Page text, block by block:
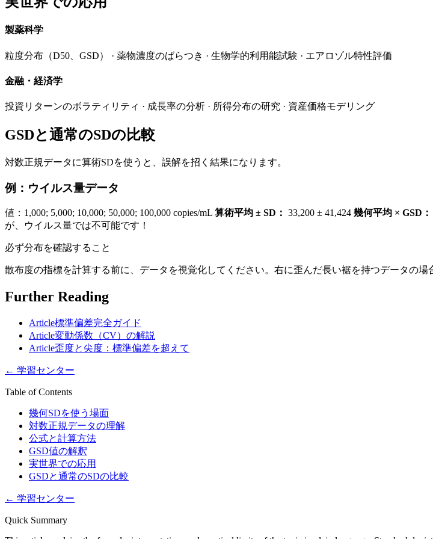
製薬科学
粒度分布（D50、GSD） · 薬物濃度のばらつき · 生物学的利用能試験 · エアロゾル特性評価
金融・経済学
投資リターンのボラティリティ · 成長率の分析 · 所得分布の研究 · 資産価格モデリング
GSDと通常のSDの比較
対数正規データに算術SDを使うと、誤解を招く結果になります。
例：ウイルス量データ
値：1,000; 5,000; 10,000; 50,000; 100,000 copies/mL 算術平均 ± SD： 33,200 ± 41,424 幾何平均 × GSD：
が、ウイルス量では不可能です！
必ず分布を確認すること
散布度の指標を計算する前に、データを視覚化してください。右に歪んだ長い裾を持つデータの
Further Reading
Article標準偏差完全ガイド
Article変動係数（CV）の解説
Article歪度と尖度：標準偏差を超えて
← 学習センター
Table of Contents
幾何SDを使う場面
対数正規データの理解
公式と計算方法
GSD値の解釈
実世界での応用
GSDと通常のSDの比較
← 学習センター
Quick Summary